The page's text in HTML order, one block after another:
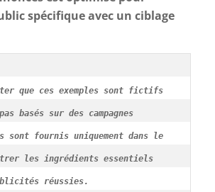
spécifique avec un ciblage
que ces exemples sont fictifs
basés sur des campagnes
fournis uniquement dans le
les ingrédients essentiels
réussies.